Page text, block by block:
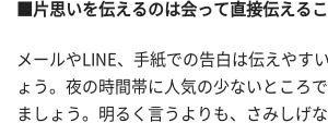
■片思いを伝えるのは会って直接伝える
メールやLINE、手紙での告白は伝えやす
ょう。夜の時間帯に人気の少ないところ
ましょう。明るく言うよりも、さみしげ